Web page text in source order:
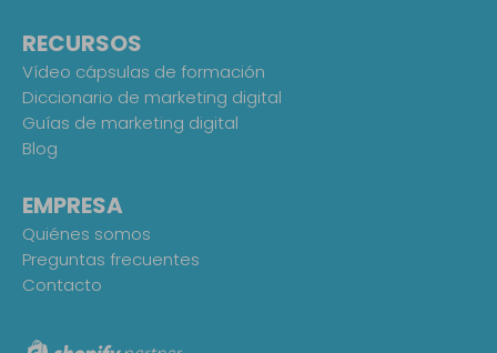
RECURSOS
Vídeo cápsulas de formación
Diccionario de marketing digital
Guías de marketing digital
Blog
EMPRESA
Quiénes somos
Preguntas frecuentes
Contacto